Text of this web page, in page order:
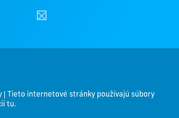
Tieto internetové stránky používajú súbory
tu.